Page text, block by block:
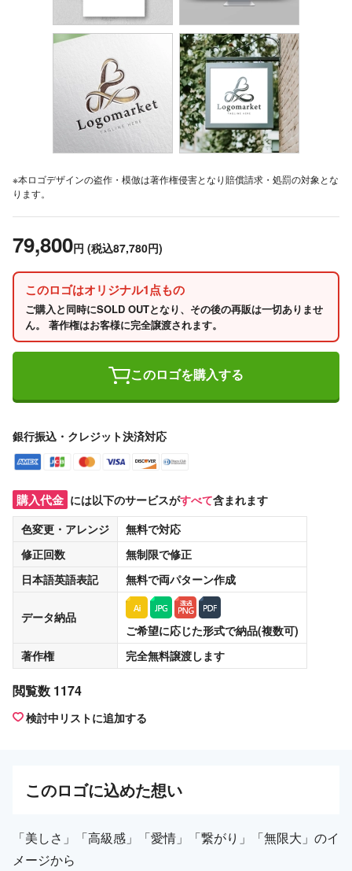
※本ロゴデザインの盗作・模倣は著作権侵害となり賠償請求・処罰の対象とな
ります。
79,800円 (税込87,780円)
このロゴはオリジナル1点もの
ご購入と同時にSOLD OUTとなり、その後の再販は一切ありませ
ん。 著作権はお客様に完全譲渡されます。
このロゴを購入する
銀行振込・クレジット決済対応
購入代金 には以下のサービスがすべて含まれます
色変更・アレンジ
無料で対応
修正回数
無制限で修正
日本語英語表記
無料で両パターン作成
データ納品
ご希望に応じた形式で納品(複数可)
著作権
完全無料譲渡します
閲覧数 1174
検討中リストに追加する
このロゴに込めた想い
「美しさ」「高級感」「愛情」「繋がり」「無限大」のイ
メージから